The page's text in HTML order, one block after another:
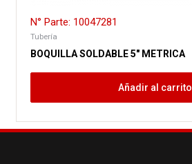
N° Parte: 10047281
Tubería
BOQUILLA SOLDABLE 5″ METRICA
Añadir al carrito